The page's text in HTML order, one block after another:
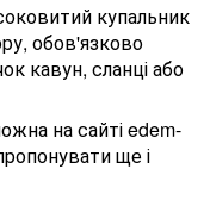
купальник
обов'язково
кавун, сланці або
на сайті edem-
ще і